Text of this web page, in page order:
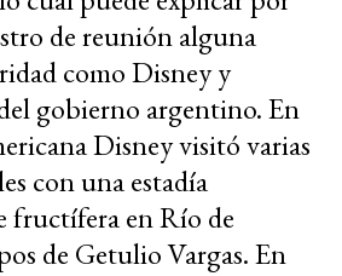
de reunión alguna
como Disney y
gobierno argentino. En
Disney visitó varias
con una estadía
fructífera en Río de
de Getulio Vargas. En